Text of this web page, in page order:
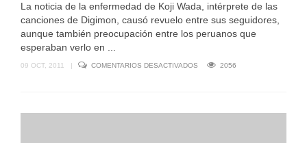
La noticia de la enfermedad de Koji Wada, intérprete de las
canciones de Digimon, causó revuelo entre sus seguidores,
aunque también preocupación entre los peruanos que
esperaban verlo en ...
09 OCT, 2011 | COMENTARIOS DESACTIVADOS 2056